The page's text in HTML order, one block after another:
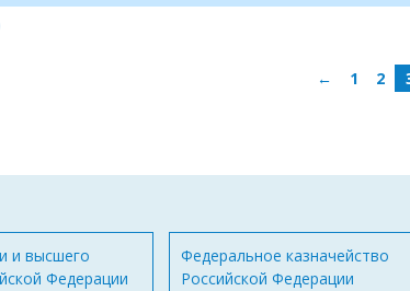
← 1 2
и высшего
Федерации
Федеральное казначейство
Российской Федерации